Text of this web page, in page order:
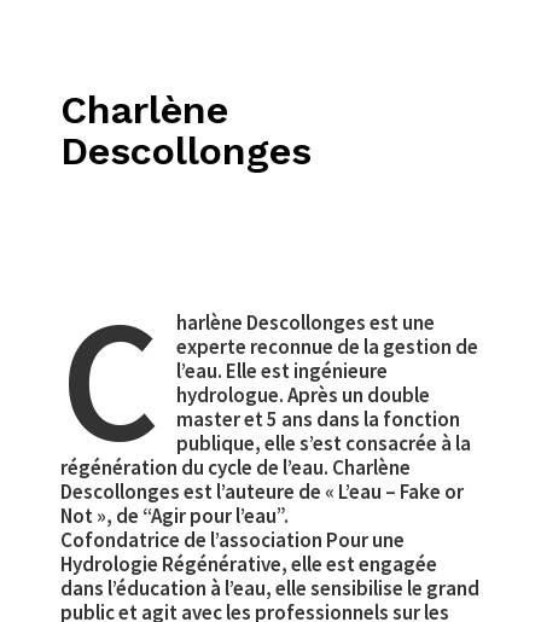
Charlène
Descollonges
C
harlène Descollonges est une
experte reconnue de la gestion de
l’eau. Elle est ingénieure
hydrologue. Après un double
master et 5 ans dans la fonction
publique, elle s’est consacrée à la
régénération du cycle de l’eau. Charlène
Descollonges est l’auteure de « L’eau – Fake or
Not », de “Agir pour l’eau”.
Cofondatrice de l’association Pour une
Hydrologie Régénérative, elle est engagée
dans l’éducation à l’eau, elle sensibilise le grand
public et agit avec les professionnels sur les